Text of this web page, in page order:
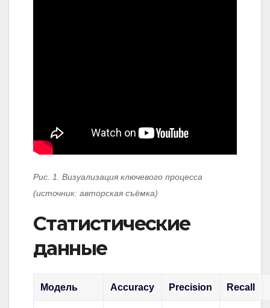
Рис. 1. Визуализация ключевого процесса
(источник: авторская съёмка)
Статистические
данные
Модель Accuracy Precision Recall